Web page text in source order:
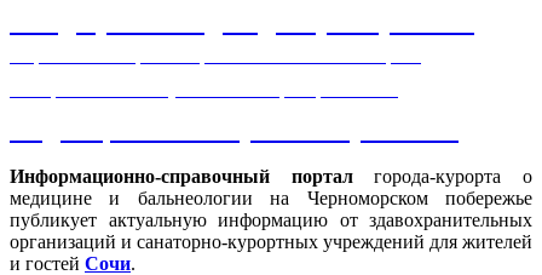
Информационно-справочный порталгорода-курорта о
медицине и бальнеологии на Черноморском побережье
публикует актуальную информацию от здавохранительных
организаций и санаторно-курортных учреждений для жителей
и гостей Сочи.